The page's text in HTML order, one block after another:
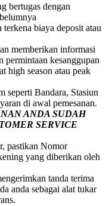
bertugas dengan
terkena biaya deposit atau
memberikan informasi
permintaan kesanggupan
high season atau peak
seperti Bandara, Stasiun
di awal pemesanan.
ANDA SUDAH
SERVICE
pastikan Nomor
yang diberikan oleh
tanda terima
anda sebagai alat tukar